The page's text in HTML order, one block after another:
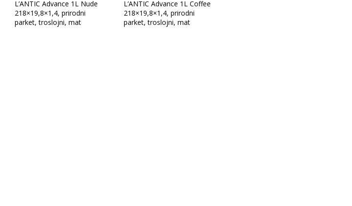
L’ANTIC Advance 1L Nude
218×19,8×1,4, prirodni
parket, troslojni, mat
L’ANTIC Advance 1L Coffee
218×19,8×1,4, prirodni
parket, troslojni, mat